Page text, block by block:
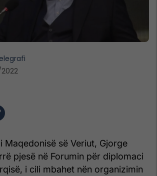
Maqedonisë së Veriut, Gjorge
pjesë në Forumin për diplomaci
i cili mbahet nën organizimin